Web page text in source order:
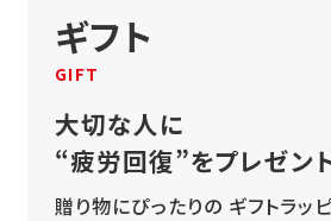
ギフト
GIFT
大切な人に
“疲労回復”をプレゼン
贈り物にぴったりの ギフトラッ